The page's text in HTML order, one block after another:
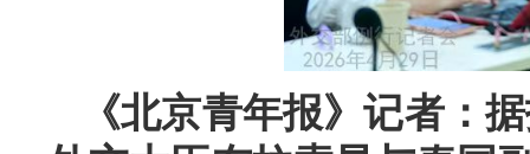
《北京青年报》记者：